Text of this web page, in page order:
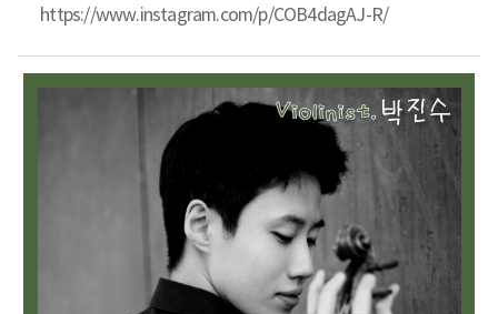
https://www.instagram.com/p/COB4dagAJ-R/